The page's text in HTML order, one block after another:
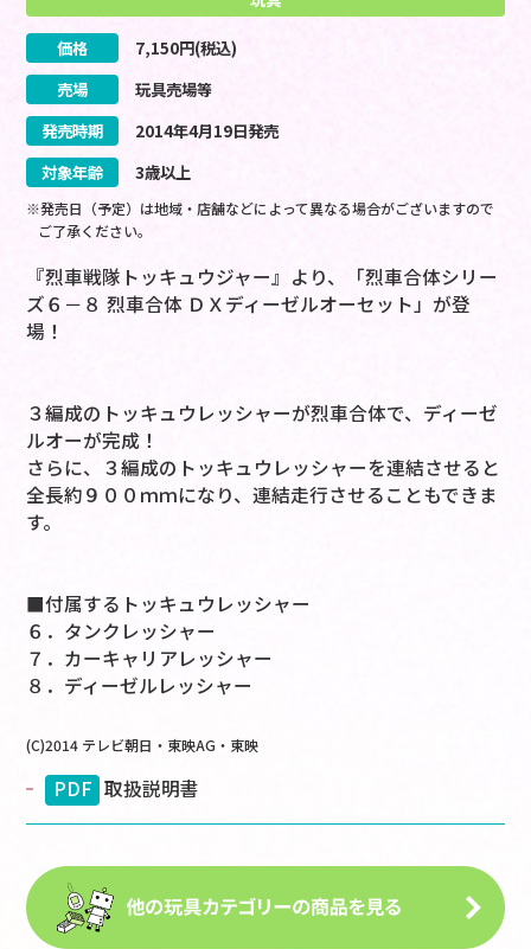
価格 7,150円(税込)
売場
玩具売場等
発売時期
2014年4月19日発売
対象年齢
3歳以上
※発売日（予定）は地域・店舗などによって異なる場合がございますので
ご了承ください。
『烈車戦隊トッキュウジャー』より、「烈車合体シリー
ズ６－８ 烈車合体 ＤＸディーゼルオーセット」が登
場！
３編成のトッキュウレッシャーが烈車合体で、ディーゼ
ルオーが完成！
さらに、３編成のトッキュウレッシャーを連結させると
全長約９００ｍｍになり、連結走行させることもできま
す。
■付属するトッキュウレッシャー
６．タンクレッシャー
７．カーキャリアレッシャー
８．ディーゼルレッシャー
(C)2014 テレビ朝日・東映AG・東映
PDF 取扱説明書